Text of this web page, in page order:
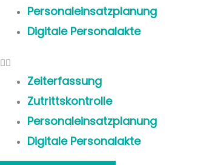
Personaleinsatzplanung
Digitale Personalakte
Zeiterfassung
Zutrittskontrolle
Personaleinsatzplanung
Digitale Personalakte